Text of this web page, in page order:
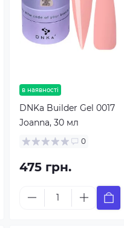
в наявності
DNKa Builder Gel 0017
Joanna, 30 мл
0
475 грн.